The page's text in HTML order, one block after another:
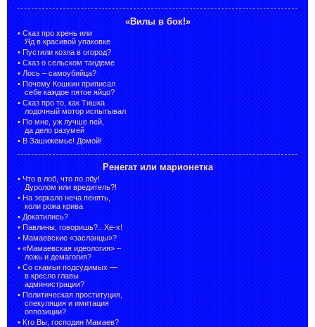
«Вилы в бок!»
• Сказ про хрень или
Яд в красивой упаковке
• Пустили козла в огород?
• Сказ о сельском тандеме
• Лось – самоубийца?
• Почему Кошкин приписал
себе каждое пятое яйцо?
• Сказ про то, как Тишка
лодочный мотор испытывал
• По мне, уж лучше пей,
да дело разумей
• В Зашижемье! Домой!
Ренегат или марионетка
• Что в лоб, что по лбу!
Дуролом или вредитель?!
• На зеркало неча пенять,
коли рожа крива
• Докатились?
• Павлины, говоришь?.. Хе-х!
• Мамаевские «засланцы»?
• «Мамаевская идеология» –
ложь и демагогия?
• Со скамьи подсудимых —
в кресло главы
администрации?
• Политическая проституция,
спекуляция и имитация
оппозиции?
• Кто Вы, господин Мамаев?